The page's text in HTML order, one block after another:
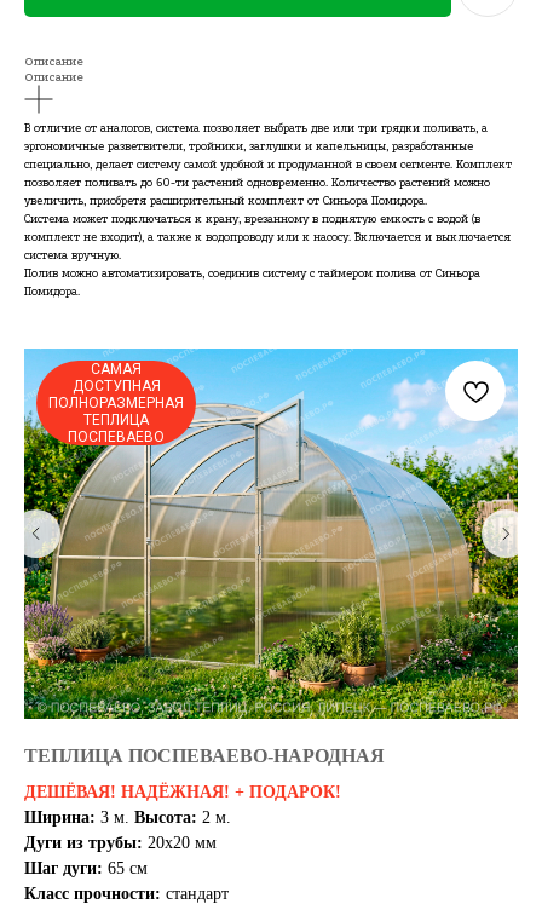
Описание
Описание
В отличие от аналогов, система позволяет выбрать две или три грядки поливать, а
эргономичные разветвители, тройники, заглушки и капельницы, разработанные
специально, делает систему самой удобной и продуманной в своем сегменте. Комплект
позволяет поливать до 60-ти растений одновременно. Количество растений можно
увеличить, приобретя расширительный комплект от Синьора Помидора.
Система может подключаться к крану, врезанному в поднятую емкость с водой (в
комплект не входит), а также к водопроводу или к насосу. Включается и выключается
система вручную.
Полив можно автоматизировать, соединив систему с таймером полива от Синьора
Помидора.
САМАЯ
ДОСТУПНАЯ
ПОЛНОРАЗМЕРНАЯ
ТЕПЛИЦА
ПОСПЕВАЕВО
ТЕПЛИЦА ПОСПЕВАЕВО-НАРОДНАЯ
ДЕШЁВАЯ! НАДЁЖНАЯ! + ПОДАРОК!
Ширина: 3 м. Высота: 2 м.
Дуги из трубы: 20х20 мм
Шаг дуги: 65 см
Класс прочности: стандарт